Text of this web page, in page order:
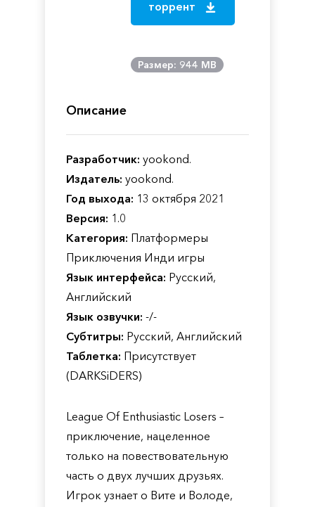
торрент
Размер: 944 MB
Описание
Разработчик: yookond.
Издатель: yookond.
Год выхода: 13 октября 2021
Версия: 1.0
Категория: Платформеры
Приключения Инди игры
Язык интерфейса: Русский,
Английский
Язык озвучки: -/-
Субтитры: Русский, Английский
Таблетка: Присутствует
(DARKSiDERS)
League Of Enthusiastic Losers –
приключение, нацеленное
только на повествовательную
часть о двух лучших друзьях.
Игрок узнает о Вите и Володе,